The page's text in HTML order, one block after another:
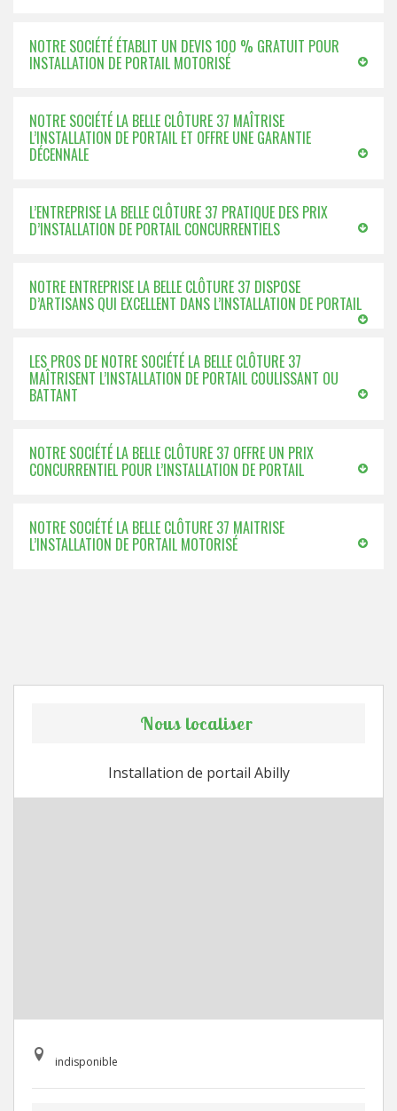
NOTRE SOCIÉTÉ ÉTABLIT UN DEVIS 100 % GRATUIT POUR
INSTALLATION DE PORTAIL MOTORISÉ
NOTRE SOCIÉTÉ LA BELLE CLÔTURE 37 MAÎTRISE
L’INSTALLATION DE PORTAIL ET OFFRE UNE GARANTIE
DÉCENNALE
L’ENTREPRISE LA BELLE CLÔTURE 37 PRATIQUE DES PRIX
D’INSTALLATION DE PORTAIL CONCURRENTIELS
NOTRE ENTREPRISE LA BELLE CLÔTURE 37 DISPOSE
D’ARTISANS QUI EXCELLENT DANS L’INSTALLATION DE PORTAIL
LES PROS DE NOTRE SOCIÉTÉ LA BELLE CLÔTURE 37
MAÎTRISENT L’INSTALLATION DE PORTAIL COULISSANT OU
BATTANT
NOTRE SOCIÉTÉ LA BELLE CLÔTURE 37 OFFRE UN PRIX
CONCURRENTIEL POUR L’INSTALLATION DE PORTAIL
NOTRE SOCIÉTÉ LA BELLE CLÔTURE 37 MAITRISE
L’INSTALLATION DE PORTAIL MOTORISÉ
Nous localiser
Installation de portail Abilly
indisponible